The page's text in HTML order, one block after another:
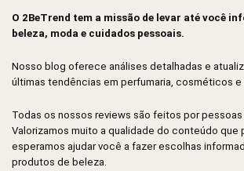
O 2BeTrend tem a missão de levar até você
beleza, moda e cuidados pessoais.
Nosso blog oferece análises detalhadas e
últimas tendências em perfumaria, cosméticos e
Todas os nossos reviews são feitos por pessoas
Valorizamos muito a qualidade do conteúdo que
esperamos ajudar você a fazer escolhas
produtos de beleza.